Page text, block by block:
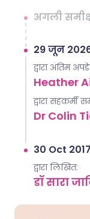
अगली
29 जून
द्वारा अंतिम
Heather
द्वारा सहकर्मी
Dr Colin
30 Oct 2017
द्वारा लिखित:
डॉ सारा